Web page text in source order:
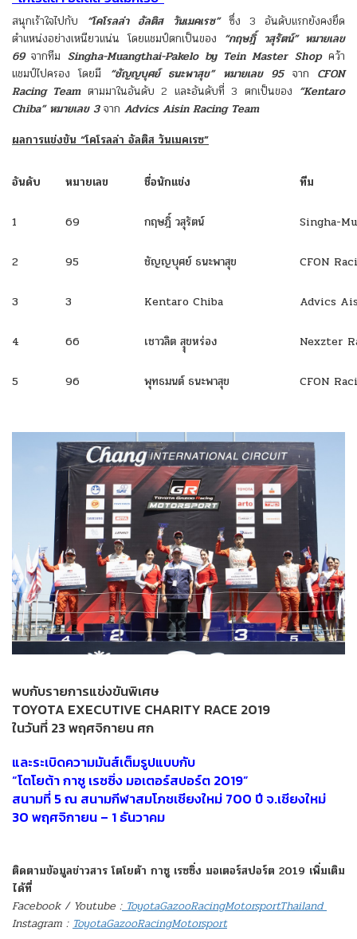
สนุกเร้าใจไปกับ “โคโรลล่า อัลติส วันเมคเรซ” ซึ่ง 3 อันดับแรกยังคงยึด
ตำแหน่งอย่างเหนียวแน่น โดยแชมป์ตกเป็นของ “กฤษฎิ์ วสุรัตน์” หมายเลข
69จากทีม Singha-Muangthai-Pakelo by Tein Master Shopคว้า
แชมป์ไปครอง โดยมี
“ชัญญบุศย์ ธนะพาสุข” หมายเลข 95จาก CFON
Racing Teamตามมาในอันดับ 2 และอันดับที่ 3 ตกเป็นของ “Kentaro
Chiba” หมายเลข 3จาก Advics Aisin Racing Team
ผลการแข่งขัน “โคโรลล่า อัลติส วันเมคเรซ”
อันดับ หมายเลข ชื่อนักแข่ง ทีม
1 69 กฤษฎิ์ วสุรัตน์ Singha-
2 95 ชัญญบุศย์ ธนะพาสุข CFON
3 3 Kentaro Chiba Advics
4 66 เชาวลิต สุุขหร่อง Nexzter
5 96 พุทธมนต์ ธนะพาสุข CFON
พบกับรายการแข่งขันพิเศษ
TOYOTA EXECUTIVE CHARITY RACE 2019
ในวันที่ 23 พฤศจิกายน ศก
และระเบิดความมันส์เต็มรูปแบบกับ
“โตโยต้า กาซู เรซซิ่ง มอเตอร์สปอร์ต 2019”
สนามที่ 5 ณ สนามกีฬาสมโภชเชียงใหม่ 700 ปี จ.เชียงใหม่
30 พฤศจิกายน – 1 ธันวาคม
ติดตามข้อมูลข่าวสาร โตโยต้า กาซู เรซซิ่ง มอเตอร์สปอร์ต 2019 เพิ่มเติม
ได้ที่
Facebook / Youtube :ToyotaGazooRacingMotorsportThailand
Instagram :ToyotaGazooRacingMotorsport